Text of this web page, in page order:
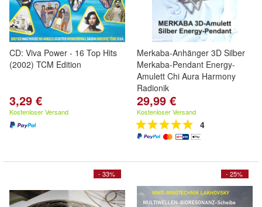
CD: Viva Power - 16 Top Hits
(2002) TCM Edition
3,29 €
Kostenloser Versand
Merkaba-Anhänger 3D Silber
Merkaba-Pendant Energy-
Amulett Chi Aura Harmony
Radionik
29,99 €
Kostenloser Versand
4
- 33% - 25%